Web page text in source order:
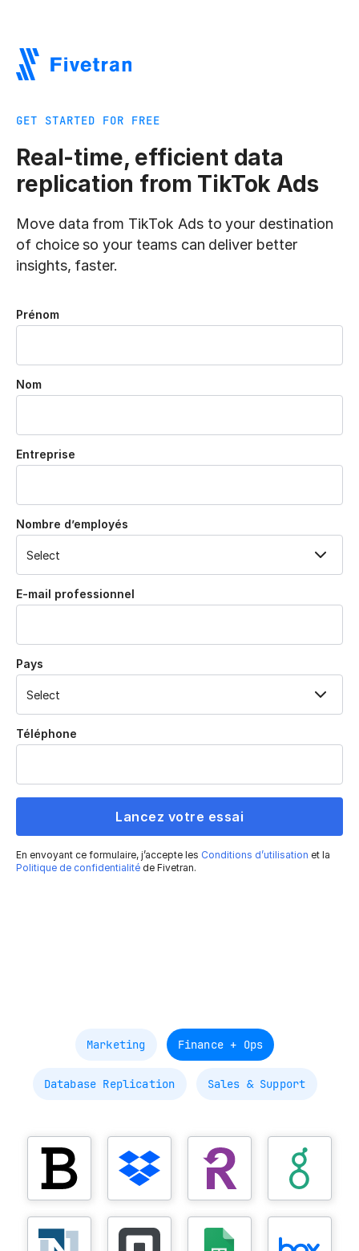
GET STARTED FOR FREE
Real-time, efficient data
replication from TikTok Ads
Move data from TikTok Ads to your destination
of choice so your teams can deliver better
insights, faster.
Prénom
Nom
Entreprise
Nombre d’employés
E-mail professionnel
Pays
Téléphone
En envoyant ce formulaire, j’accepte les Conditions d’utilisation et la
Politique de confidentialité de Fivetran.
Marketing Finance + Ops
Database Replication Sales & Support